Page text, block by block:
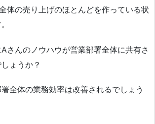
体の売り上げのほとんどを作っている状
さんのノウハウが営業部署全体に共有さ
ょうか？
全体の業務効率は改善されるでしょう